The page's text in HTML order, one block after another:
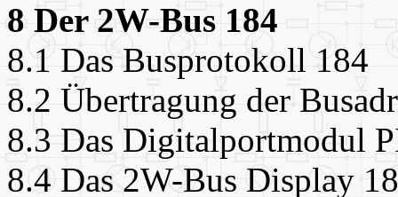
8 Der 2W-Bus 184
8.1 Das Busprotokoll 184
8.2 Übertragung der
8.3 Das Digitalportmodul
8.4 Das 2W-Bus Display